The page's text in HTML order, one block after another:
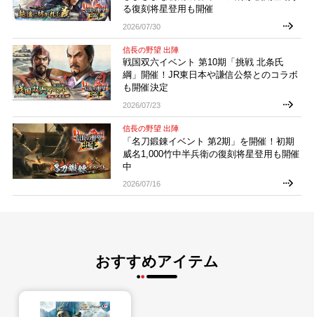
る復刻将星登用も開催
2026/07/30
信長の野望 出陣
戦国双六イベント 第10期「挑戦 北条氏
綱」開催！JR東日本や謙信公祭とのコラボ
も開催決定
2026/07/23
信長の野望 出陣
「名刀鍛錬イベント 第2期」を開催！初期
威名1,000竹中半兵衛の復刻将星登用も開催
中
2026/07/16
おすすめアイテム